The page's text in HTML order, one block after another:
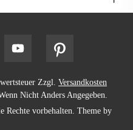
Zzgl. Versandkosten
Nicht Anders Angegeben.
vorbehalten. Theme by